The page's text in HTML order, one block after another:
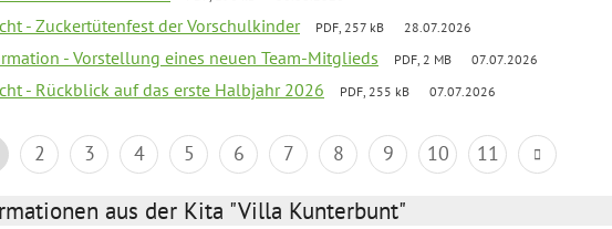
- Zuckertütenfest der Vorschulkinder PDF, 257 kB 28.07.2026
- Vorstellung eines neuen Team-Mitglieds PDF, 2 MB 07.07.2026
- Rückblick auf das erste Halbjahr 2026 PDF, 255 kB 07.07.2026
2 3 4 5 6 7 8 9 10 11
aus der Kita "Villa Kunterbunt"